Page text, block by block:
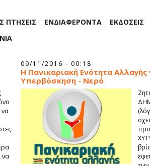
ΠΤΗΣΕΙΣ ΕΝΔΙΑΦΕΡΟΝΤΑ ΕΚΔΟΣΕΙΣ
να
να
09/11/2016 - 00:18
Η Πανικαριακή Ενότητα
Υπερβόσκηση - Νερό